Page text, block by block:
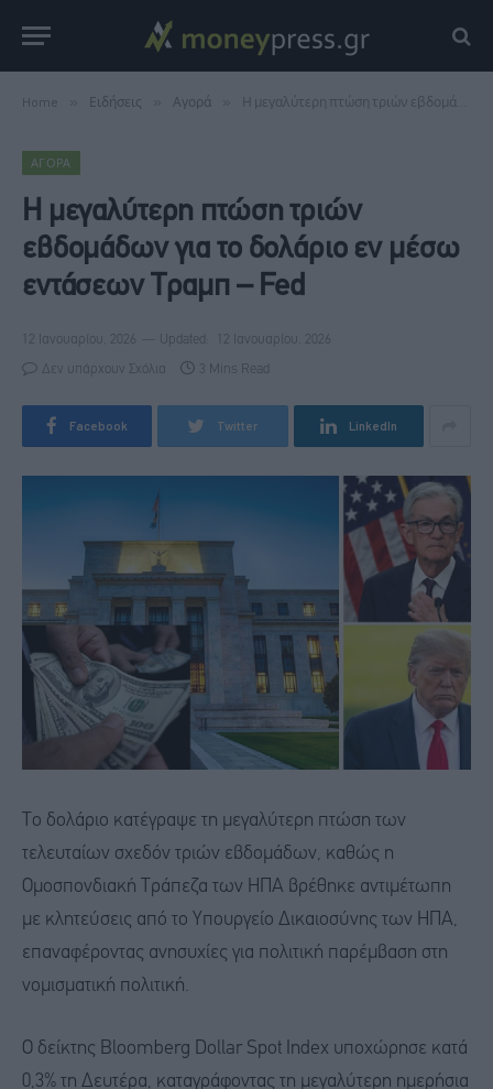
Home Ειδήσεις Αγορά Η μεγαλύτερη πτώση τριών εβδομάδων για το δολάριο εν μέσω εντάσεων Τραμπ – Fed
ΑΓΟΡΆ
Η μεγαλύτερη πτώση τριών
εβδομάδων για το δολάριο εν μέσω
εντάσεων Τραμπ – Fed
12 Ιανουαρίου, 2026 Updated: 12 Ιανουαρίου, 2026
Δεν υπάρχουν Σχόλια 3 Mins Read
Facebook Twitter LinkedIn
Το δολάριο κατέγραψε τη μεγαλύτερη πτώση των
τελευταίων σχεδόν τριών εβδομάδων, καθώς η
Ομοσπονδιακή Τράπεζα των ΗΠΑ βρέθηκε αντιμέτωπη
με κλητεύσεις από το Υπουργείο Δικαιοσύνης των ΗΠΑ,
επαναφέροντας ανησυχίες για πολιτική παρέμβαση στη
νομισματική πολιτική.
Ο δείκτης Bloomberg Dollar Spot Index υποχώρησε κατά
0,3% τη Δευτέρα, καταγράφοντας τη μεγαλύτερη ημερήσια